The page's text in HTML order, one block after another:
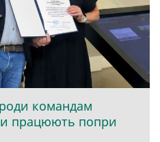
командам
працюють попри